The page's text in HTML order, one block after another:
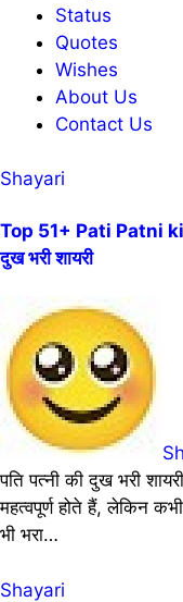
Status
Quotes
Wishes
About Us
Contact Us
Shayari
Top 51+ Pati Patni ki
दुख भरी शायरी
पति पत्नी की दुख भरी शायरी – पति-पत्नी के रिश्ते में प्यार और भरोसा सबसे
महत्वपूर्ण होते हैं, लेकिन
भी भरा…
Shayari